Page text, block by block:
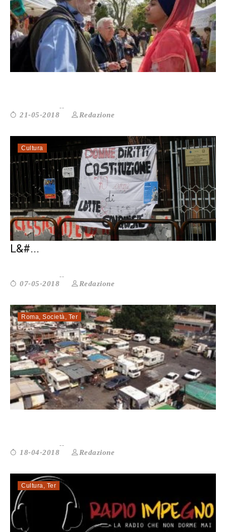
COSÌ IN VENT’ANNI I CENTRI DI S...
21-05-2018 Redazione
Cultura
LE DONNE IN GIOCO CHE HANNO FATTO
L&#...
07-05-2018 Redazione
Roma, Società, Ter
ROMA. NON C’È PACE PER IL CAMPI...
18-04-2018 Redazione
Cultura, Ter